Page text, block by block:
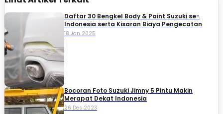
Daftar 30 Bengkel Body & Paint Suzuki se-
Indonesia serta Kisaran Biaya Pengecatan
18 Jan 2025
Bocoran Foto Suzuki Jimny 5 Pintu Makin
Merapat Dekat Indonesia
26 Des 2023